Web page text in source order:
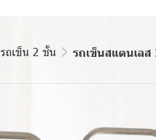
รถเข็น 2 ชั้น รถเข็นสแตนเล